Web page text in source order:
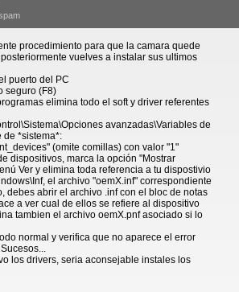
procedimiento para que la camara quede
vuelves a instalar sus ultimos
puerto del PC
seguro (F8)
elimina todo el soft y driver referentes
avanzadas\Variables de
de *sistema*:
(omite comillas) con valor "1"
dispositivos, marca la opción "Mostrar
Ver y elimina toda referencia a tu dispostivio
el archivo "oemX.inf" correspondiente
debes abrir el archivo .inf con el bloc de notas
a ver cual de ellos se refiere al dispositivo
tambien el archivo oemX.pnf asociado si lo
normal y verifica que no aparece el error
los drivers, seria aconsejable instales los